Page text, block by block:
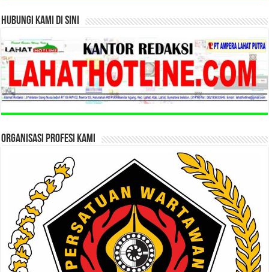
HUBUNGI KAMI DI SINI
ORGANISASI PROFESI KAMI